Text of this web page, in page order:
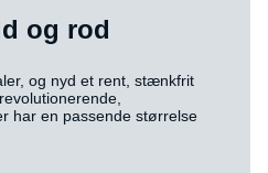
og rod
og nyd et rent, stænkfrit
har en passende størrelse